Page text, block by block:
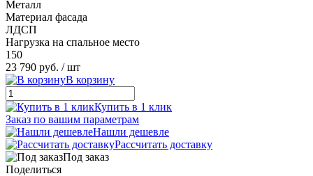
Металл
Материал фасада
ЛДСП
Нагрузка на спальное место
150
23 790 руб. / шт
В корзину
Купить в 1 клик
Заказ по вашим параметрам
Нашли дешевле
Рассчитать доставку
Под заказ
Поделиться